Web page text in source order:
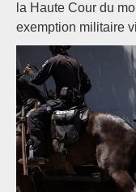
la Haute Cour du
exemption militaire